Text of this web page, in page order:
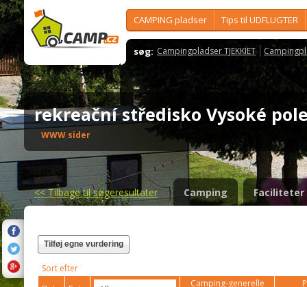
CAMPING pladser Tips til UDFLUGTER
søg: Campingpladser TJEKKIET
rekreační středisko Vysoké
WWW sider
<<Tilbage til søgeresultater Camping Faciliteter
Tilføj egne vurdering
Sort efter
Camping-generelle